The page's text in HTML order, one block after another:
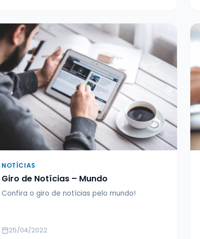
NOTÍCIAS
Giro de Notícias – Mundo
Confira o giro de notícias pelo mundo!
25/04/2022